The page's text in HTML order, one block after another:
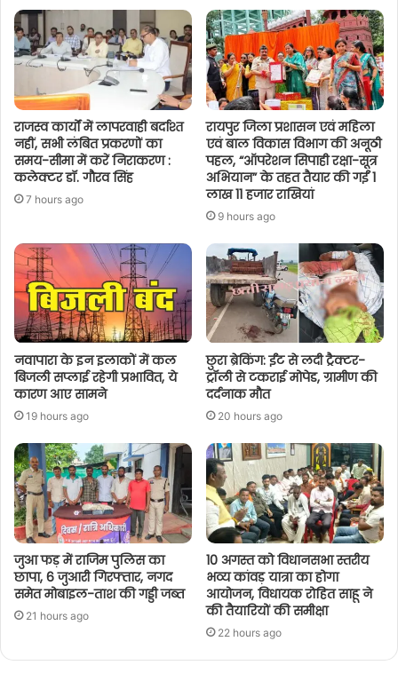
राजस्व कार्यों में लापरवाही बर्दाश्त
नहीं, सभी लंबित प्रकरणों का
समय-सीमा में करें निराकरण :
कलेक्टर डॉ. गौरव सिंह
7 hours ago
रायपुर जिला प्रशासन एवं महिला
एवं बाल विकास विभाग की अनूठी
पहल, “ऑपरेशन सिपाही रक्षा-सूत्र
अभियान” के तहत तैयार की गईं 1
लाख 11 हजार राखियां
9 hours ago
नवापारा के इन इलाकों में कल
बिजली सप्लाई रहेगी प्रभावित, ये
कारण आए सामने
19 hours ago
छुरा ब्रेकिंग: ईंट से लदी ट्रैक्टर-
ट्रॉली से टकराई मोपेड, ग्रामीण की
दर्दनाक मौत
20 hours ago
जुआ फड़ में राजिम पुलिस का
छापा, 6 जुआरी गिरफ्तार, नगद
समेत मोबाइल-ताश की गड्डी जब्त
21 hours ago
10 अगस्त को विधानसभा स्तरीय
भव्य कांवड़ यात्रा का होगा
आयोजन, विधायक रोहित साहू ने
की तैयारियों की समीक्षा
22 hours ago